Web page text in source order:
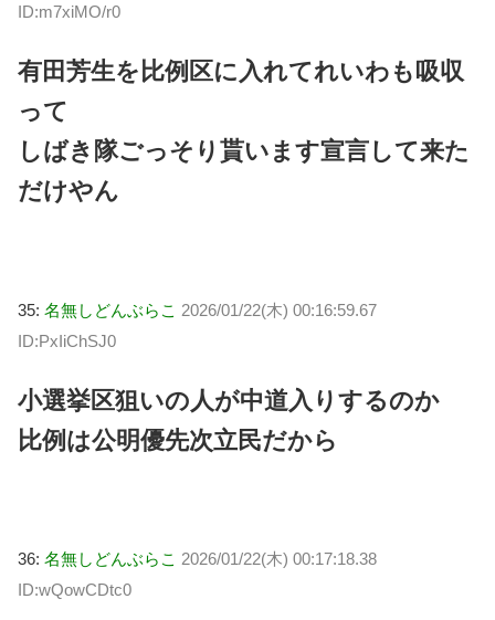
ID:m7xiMO/r0
有田芳生を比例区に入れてれいわも吸収
って
しばき隊ごっそり貰います宣言して来た
だけやん
35: 名無しどんぶらこ 2026/01/22(木) 00:16:59.67
ID:PxIiChSJ0
小選挙区狙いの人が中道入りするのか
比例は公明優先次立民だから
36: 名無しどんぶらこ 2026/01/22(木) 00:17:18.38
ID:wQowCDtc0